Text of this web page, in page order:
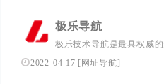
极乐导航
极乐技术导航是最具权威
航,技术导航,上网导航,汇
影视,音乐,小说,论坛,游戏
2022-04-17 [ 网址导航]